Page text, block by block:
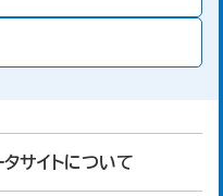
サイトについて